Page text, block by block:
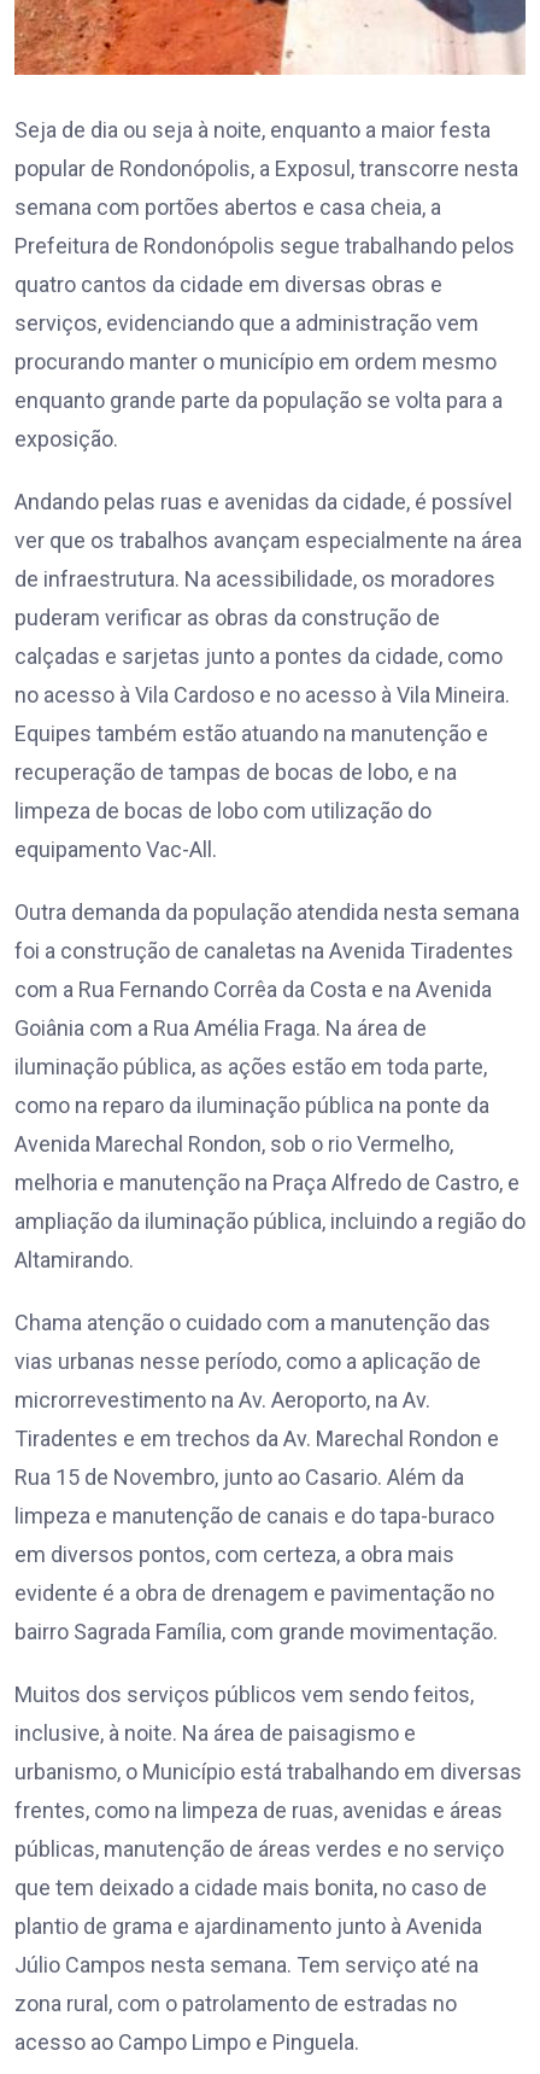
Seja de dia ou seja à noite, enquanto a maior festa
popular de Rondonópolis, a Exposul, transcorre nesta
semana com portões abertos e casa cheia, a
Prefeitura de Rondonópolis segue trabalhando pelos
quatro cantos da cidade em diversas obras e
serviços, evidenciando que a administração vem
procurando manter o município em ordem mesmo
enquanto grande parte da população se volta para a
exposição.
Andando pelas ruas e avenidas da cidade, é possível
ver que os trabalhos avançam especialmente na área
de infraestrutura. Na acessibilidade, os moradores
puderam verificar as obras da construção de
calçadas e sarjetas junto a pontes da cidade, como
no acesso à Vila Cardoso e no acesso à Vila Mineira.
Equipes também estão atuando na manutenção e
recuperação de tampas de bocas de lobo, e na
limpeza de bocas de lobo com utilização do
equipamento Vac-All.
Outra demanda da população atendida nesta semana
foi a construção de canaletas na Avenida Tiradentes
com a Rua Fernando Corrêa da Costa e na Avenida
Goiânia com a Rua Amélia Fraga. Na área de
iluminação pública, as ações estão em toda parte,
como na reparo da iluminação pública na ponte da
Avenida Marechal Rondon, sob o rio Vermelho,
melhoria e manutenção na Praça Alfredo de Castro, e
ampliação da iluminação pública, incluindo a região do
Altamirando.
Chama atenção o cuidado com a manutenção das
vias urbanas nesse período, como a aplicação de
microrrevestimento na Av. Aeroporto, na Av.
Tiradentes e em trechos da Av. Marechal Rondon e
Rua 15 de Novembro, junto ao Casario. Além da
limpeza e manutenção de canais e do tapa-buraco
em diversos pontos, com certeza, a obra mais
evidente é a obra de drenagem e pavimentação no
bairro Sagrada Família, com grande movimentação.
Muitos dos serviços públicos vem sendo feitos,
inclusive, à noite. Na área de paisagismo e
urbanismo, o Município está trabalhando em diversas
frentes, como na limpeza de ruas, avenidas e áreas
públicas, manutenção de áreas verdes e no serviço
que tem deixado a cidade mais bonita, no caso de
plantio de grama e ajardinamento junto à Avenida
Júlio Campos nesta semana. Tem serviço até na
zona rural, com o patrolamento de estradas no
acesso ao Campo Limpo e Pinguela.